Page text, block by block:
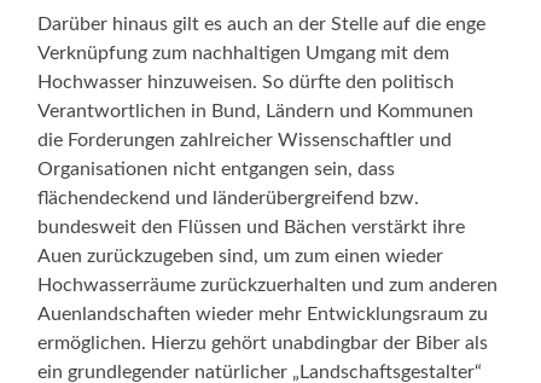
Darüber hinaus gilt es auch an der Stelle auf die enge
Verknüpfung zum nachhaltigen Umgang mit dem
Hochwasser hinzuweisen. So dürfte den politisch
Verantwortlichen in Bund, Ländern und Kommunen
die Forderungen zahlreicher Wissenschaftler und
Organisationen nicht entgangen sein, dass
flächendeckend und länderübergreifend bzw.
bundesweit den Flüssen und Bächen verstärkt ihre
Auen zurückzugeben sind, um zum einen wieder
Hochwasserräume zurückzuerhalten und zum anderen
Auenlandschaften wieder mehr Entwicklungsraum zu
ermöglichen. Hierzu gehört unabdingbar der Biber als
ein grundlegender natürlicher „Landschaftsgestalter“